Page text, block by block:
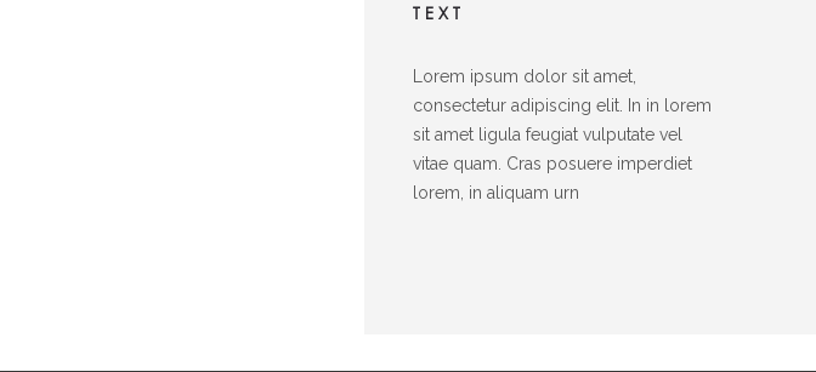
TEXT
Lorem ipsum dolor sit amet,
consectetur adipiscing elit. In in lorem
sit amet ligula feugiat vulputate vel
vitae quam. Cras posuere imperdiet
lorem, in aliquam urn